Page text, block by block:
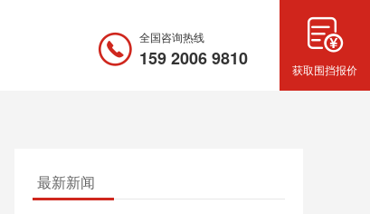
全国咨询热线
159 2006 9810 获取围挡报价
最新新闻